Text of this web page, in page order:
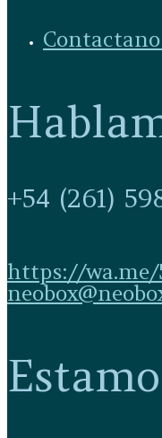
+54 (261)
https://wa.me/